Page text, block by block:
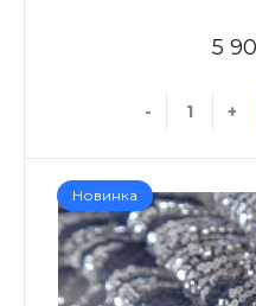
5
- +
Новинка